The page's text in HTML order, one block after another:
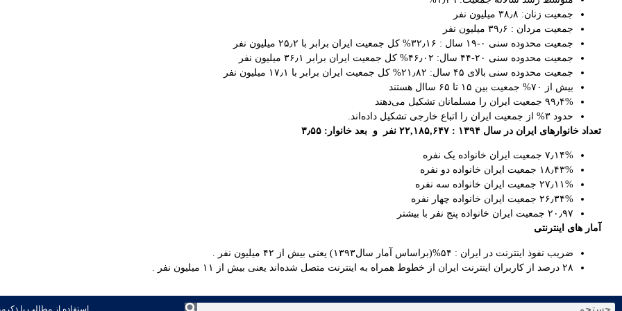
جمعیت زنان: ۳۸٫۸ میلیون نفر
جمعیت مردان : ۳۹٫۶ میلیون نفر
جمعیت محدوده سنی ۰-۱۹ سال : ۳۲٫۱۶% کل جمعیت ایران برابر با ۲۵٫۲ میلیون نفر
جمعیت محدوده سنی ۲۰-۴۴ سال: ۴۶٫۰۲% کل جمعیت ایران برابر ۳۶٫۱ میلیون نفر
جمعیت محدوده سنی بالای ۴۵ سال: ۲۱٫۸۲% کل جمعیت ایران برابر با ۱۷٫۱ میلیون نفر
بیش از ۷۰% جمعیت بین ۱۵ تا ۶۵ ساال هستند
۹۹٫۴% جمعیت ایران را مسلمانان تشکیل می‌دهند
حدود ۳% از جمعیت ایران را اتباع خارجی تشکیل داده‌اند.
تعداد خانوارهای ایران در سال ۱۳۹۴ : ۲۲,۱۸۵,۶۴۷ نفر و بعد خانوار: ۳٫۵۵
۷٫۱۴% جمعیت ایران خانواده یک نفره
۱۸٫۴۳% جمعیت ایران خانواده دو نفره
۲۷٫۱۱% جمعیت ایران خانواده سه نفره
۲۶٫۳۴% جمعیت ایران خانواده چهار نفره
۲۰٫۹۷ جمعیت ایران خانواده پنج نفر با بیشتر
آمار های اینترنتی
ضریب نفوذ اینترنت در ایران : ۵۴%(براساس آمار سال۱۳۹۳) یعنی بیش از ۴۲ میلیون نفر .
۲۸ درصد از کاربران اینترنت ایران از خطوط همراه به اینترنت متصل شده‌اند یعنی بیش از ۱۱ میلیون نفر .
استفاده از مطالب با